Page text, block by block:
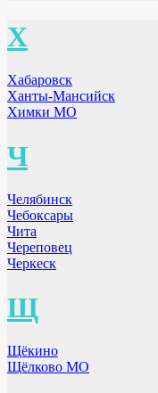
Х
Хабаровск
Ханты-Мансийск
Химки МО
Ч
Челябинск
Чебоксары
Чита
Череповец
Черкеск
Щ
Щёкино
Щёлково МО